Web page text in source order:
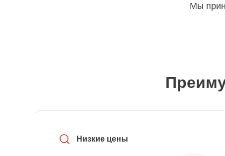
Мы
Низкие цены